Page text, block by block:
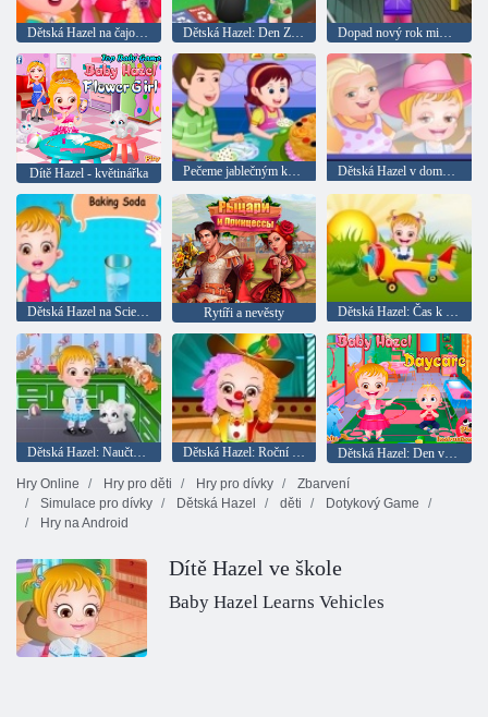
Dětská Hazel na čajový dýchánek Dětská Hazel: Den Země Dopad nový rok miminko Hazel
Dítě Hazel - květinářka Pečeme jablečným koláčem Dětská Hazel v domě babičky
Dětská Hazel na Science Fair Rytíři a nevěsty Dětská Hazel: Čas k jídlu
Dětská Hazel: Naučte se zvířaty Dětská Hazel: Roční školní den
Dětská Hazel: Den v mateřské škole
Hry Online
Hry pro děti Hry pro dívky
Zbarvení
Simulace pro dívky
Dětská Hazel děti
Dotykový Game
Hry na Android
Dítě Hazel ve škole
Baby Hazel Learns Vehicles